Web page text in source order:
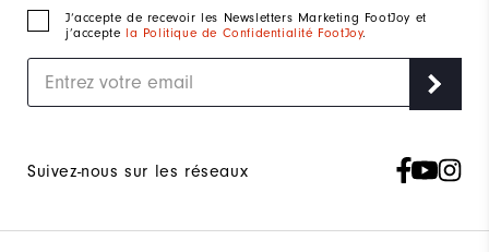
J‘accepte de recevoir les Newsletters Marketing FootJoy et
j’accepte la Politique de Confidentialité FootJoy.
Suivez-nous sur les réseaux